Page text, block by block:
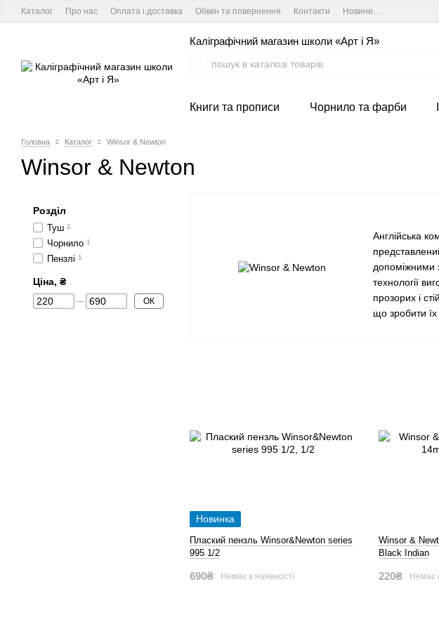
Каталог Про нас Оплата і доставка Обмін та повернення Контакти Новини та курси студії
Каліграфічний магазин школи «Арт і Я»
Книги та прописи Чорнило та фарби
Головна Каталог Winsor & Newton
Winsor & Newton
Англійська
допоміжними
технології
прозорих і
що зробити
Новинка
Плаский пензль Winsor&Newton series
995 1/2
690₴ Немає в наявності
Winsor &
Black Indian
220₴ Немає
Розділ
Туш 1
Чорнило 1
Пензлі 1
Ціна, ₴
ОК